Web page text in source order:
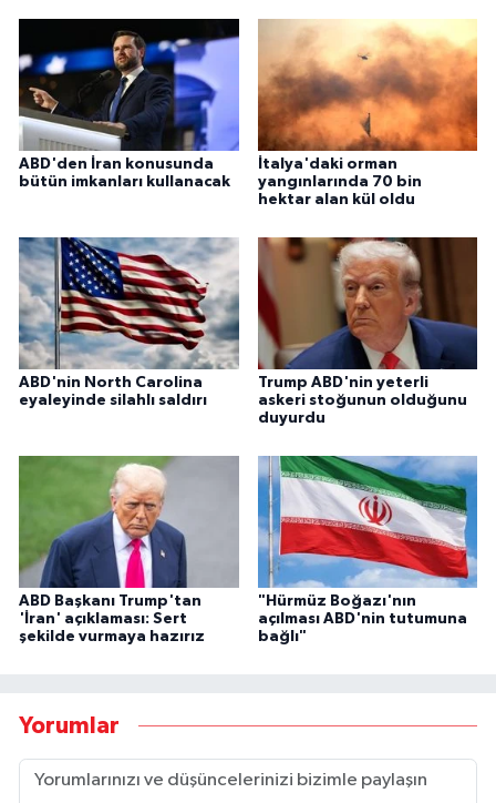
ABD'den İran konusunda
bütün imkanları kullanacak
İtalya'daki orman
yangınlarında 70 bin
hektar alan kül oldu
ABD'nin North Carolina
eyaleyinde silahlı saldırı
Trump ABD'nin yeterli
askeri stoğunun olduğunu
duyurdu
ABD Başkanı Trump'tan
'İran' açıklaması: Sert
şekilde vurmaya hazırız
"Hürmüz Boğazı'nın
açılması ABD'nin tutumuna
bağlı"
Yorumlar